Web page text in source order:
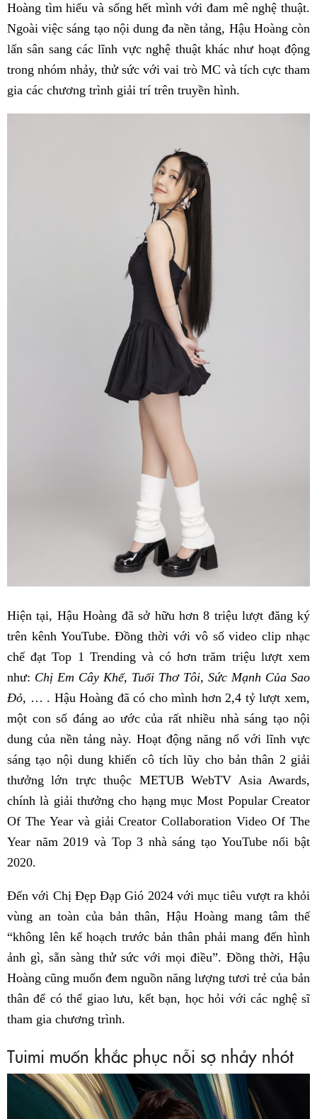
Hoàng tìm hiểu và sống hết mình với đam mê nghệ thuật.
Ngoài việc sáng tạo nội dung đa nền tảng, Hậu Hoàng còn
lấn sân sang các lĩnh vực nghệ thuật khác như hoạt động
trong nhóm nhảy, thử sức với vai trò MC và tích cực tham
gia các chương trình giải trí trên truyền hình.
Hiện tại, Hậu Hoàng đã sở hữu hơn 8 triệu lượt đăng ký
trên kênh YouTube. Đồng thời với vô số video clip nhạc
chế đạt Top 1 Trending và có hơn trăm triệu lượt xem
như: Chị Em Cây Khế, Tuổi Thơ Tôi, Sức Mạnh Của Sao
Đỏ, … . Hậu Hoàng đã có cho mình hơn 2,4 tỷ lượt xem,
một con số đáng ao ước của rất nhiều nhà sáng tạo nội
dung của nền tảng này. Hoạt động năng nổ với lĩnh vực
sáng tạo nội dung khiến cô tích lũy cho bản thân 2 giải
thưởng lớn trực thuộc METUB WebTV Asia Awards,
chính là giải thưởng cho hạng mục Most Popular Creator
Of The Year và giải Creator Collaboration Video Of The
Year năm 2019 và Top 3 nhà sáng tạo YouTube nổi bật
2020.
Đến với Chị Đẹp Đạp Gió 2024 với mục tiêu vượt ra khỏi
vùng an toàn của bản thân, Hậu Hoàng mang tâm thế
“không lên kế hoạch trước bản thân phải mang đến hình
ảnh gì, sẵn sàng thử sức với mọi điều”. Đồng thời, Hậu
Hoàng cũng muốn đem nguồn năng lượng tươi trẻ của bản
thân để có thể giao lưu, kết bạn, học hỏi với các nghệ sĩ
tham gia chương trình.
Tuimi muốn khắc phục nỗi sợ nhảy nhót